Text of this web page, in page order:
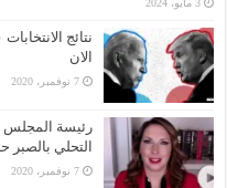
3 مايو، 2024
الان
7 نوفمبر، 2020
رئيسة المجلس
التحلي
7 نوفمبر، 2020